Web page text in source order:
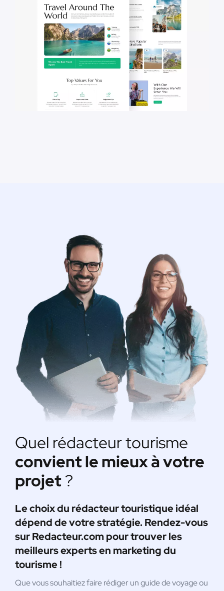
Quel rédacteur tourisme
convient le mieux à votre
projet?
Le choix du rédacteur touristique idéal
dépend de votre stratégie. Rendez-vous
sur Redacteur.com pour trouver les
meilleurs experts en marketing du
tourisme !
Que vous souhaitiez faire rédiger un guide de voyage ou